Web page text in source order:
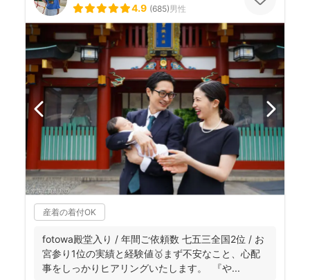
4.9 (685)男性
産着の着付OK
fotowa殿堂入り / 年間ご依頼数 七五三全国2位 / お
宮参り1位の実績と経験値🥇まず不安なこと、心配
事をしっかりヒアリングいたします。 『や...